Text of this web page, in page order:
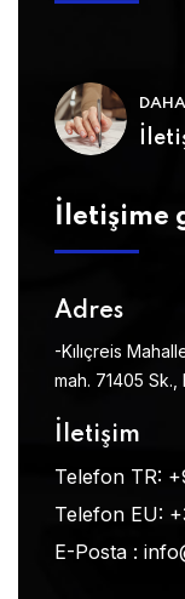
İletişime
Adres
-Kılıçreis
mah. 71405
İletişim
Telefon TR:
Telefon EU:
E-Posta :